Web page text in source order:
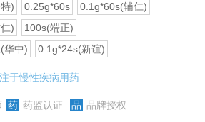
)
0.25g*60s
0.1g*60s(辅仁)
)
100s(端正)
华中)
0.1g*24s(新谊)
于慢性疾病用药
药 药监认证 品 品牌授权